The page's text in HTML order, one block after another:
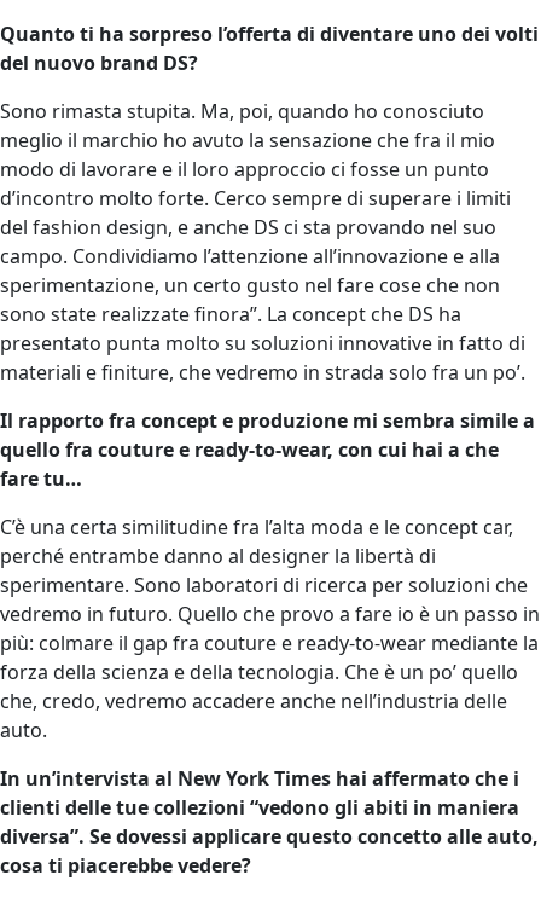
Quanto ti ha sorpreso l’offerta di diventare uno dei volti
del nuovo brand DS?
Sono rimasta stupita. Ma, poi, quando ho conosciuto
meglio il marchio ho avuto la sensazione che fra il mio
modo di lavorare e il loro approccio ci fosse un punto
d’incontro molto forte. Cerco sempre di superare i limiti
del fashion design, e anche DS ci sta provando nel suo
campo. Condividiamo l’attenzione all’innovazione e alla
sperimentazione, un certo gusto nel fare cose che non
sono state realizzate finora”. La concept che DS ha
presentato punta molto su soluzioni innovative in fatto di
materiali e finiture, che vedremo in strada solo fra un po’.
Il rapporto fra concept e produzione mi sembra simile a
quello fra couture e ready-to-wear, con cui hai a che
fare tu…
C’è una certa similitudine fra l’alta moda e le concept car,
perché entrambe danno al designer la libertà di
sperimentare. Sono laboratori di ricerca per soluzioni che
vedremo in futuro. Quello che provo a fare io è un passo in
più: colmare il gap fra couture e ready-to-wear mediante la
forza della scienza e della tecnologia. Che è un po’ quello
che, credo, vedremo accadere anche nell’industria delle
auto.
In un’intervista al New York Times hai affermato che i
clienti delle tue collezioni “vedono gli abiti in maniera
diversa”. Se dovessi applicare questo concetto alle auto,
cosa ti piacerebbe vedere?